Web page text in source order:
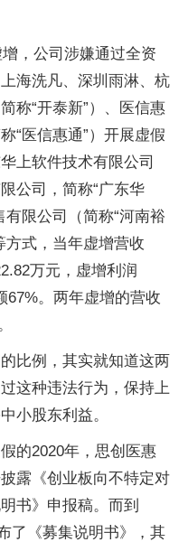
，公司涉嫌通过全资
海洗凡、深圳雨淋、杭
称“开泰新”）、医信惠
“医信惠通”）开展虚假
上软件技术有限公司
公司，简称“广东华
限公司（简称“河南裕
方式，当年虚增营收
万元，虚增利润
67%。两年虚增的营收
比例，其实就知道这两
这种违法行为，保持上
小股东利益。
的2020年，思创医惠
露《创业板向不特定对
书》申报稿。而到
了《募集说明书》，其